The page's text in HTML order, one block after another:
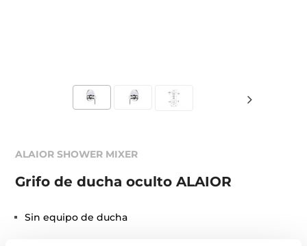
ALAIOR SHOWER MIXER
Grifo de ducha oculto ALAIOR
Sin equipo de ducha